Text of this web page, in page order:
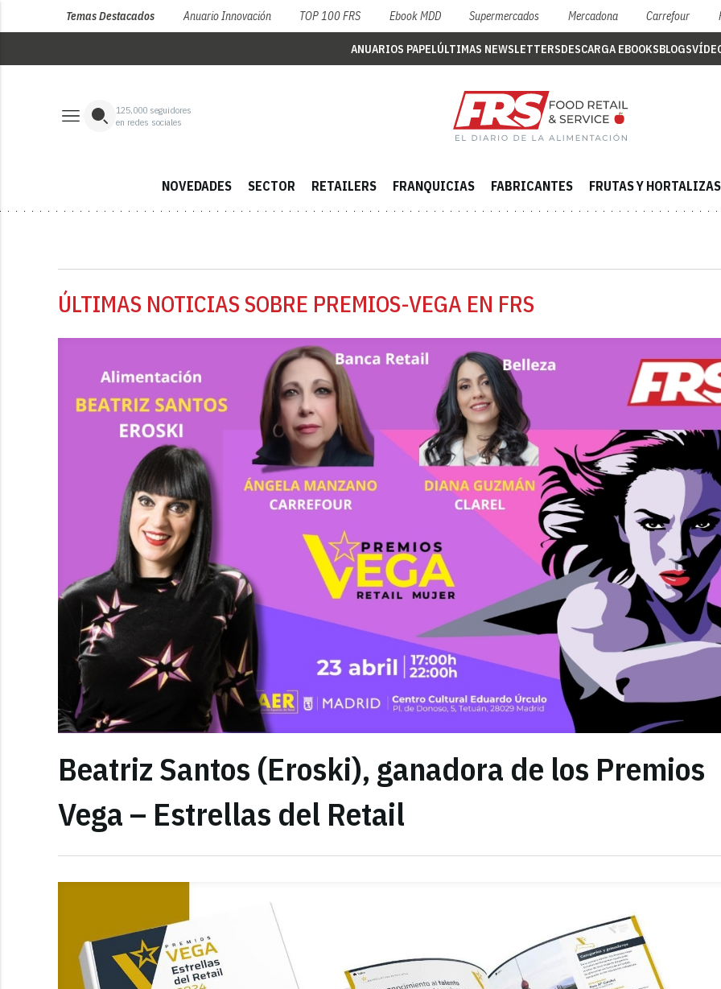
Temas Destacados Anuario Innovación TOP 100 FRS Ebook MDD Supermercados Mercadona Carrefour
ANUARIOS PAPELÚLTIMAS NEWSLETTERSDESCARGA EBOOKSBLOGS
125,000 seguidores
en redes sociales
NOVEDADES SECTOR RETAILERS FRANQUICIAS FABRICANTES FRUTAS Y HORTALIZAS
ÚLTIMAS NOTICIAS SOBRE PREMIOS-VEGA EN FRS
Beatriz Santos (Eroski), ganadora de los Premios
Vega – Estrellas del Retail